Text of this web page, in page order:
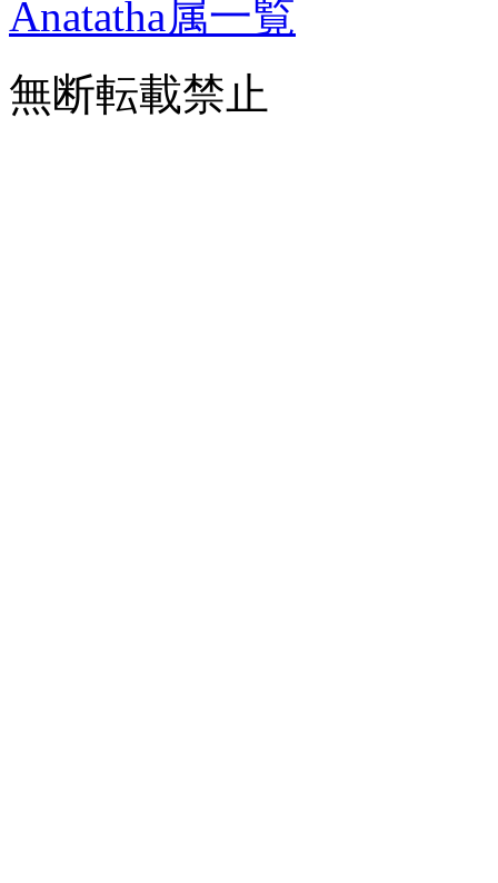
Anatatha属一覧
無断転載禁止